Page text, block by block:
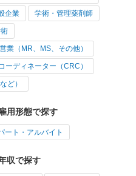
企業 学術・管理薬剤師
営業（MR、MS、その他）
ーディネーター（CRC）
ど）
用形態で探す
ート・アルバイト
収で探す